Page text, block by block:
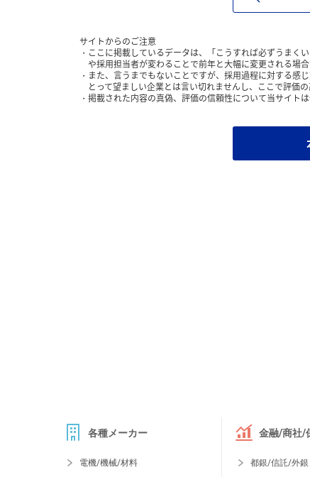
サイトからのご注意
ここに掲載しているデータは、「こうすれば必ずうまく
や採用担当者が変わることで前年と大幅に変更される場合
また、言うまでもないことですが、採用過程に対する感
とって望ましい企業とは言い切れませんし、ここで評価
掲載された内容の真偽、評価の信頼性について当サイト
各種メーカー
電機/機械/材料
金融/商社/
都銀/信託/外銀